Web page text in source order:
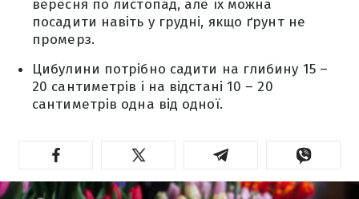
вересня по листопад, але їх можна
посадити навіть у грудні, якщо ґрунт не
промерз.
Цибулини потрібно садити на глибину 15 –
20 сантиметрів і на відстані 10 – 20
сантиметрів одна від одної.